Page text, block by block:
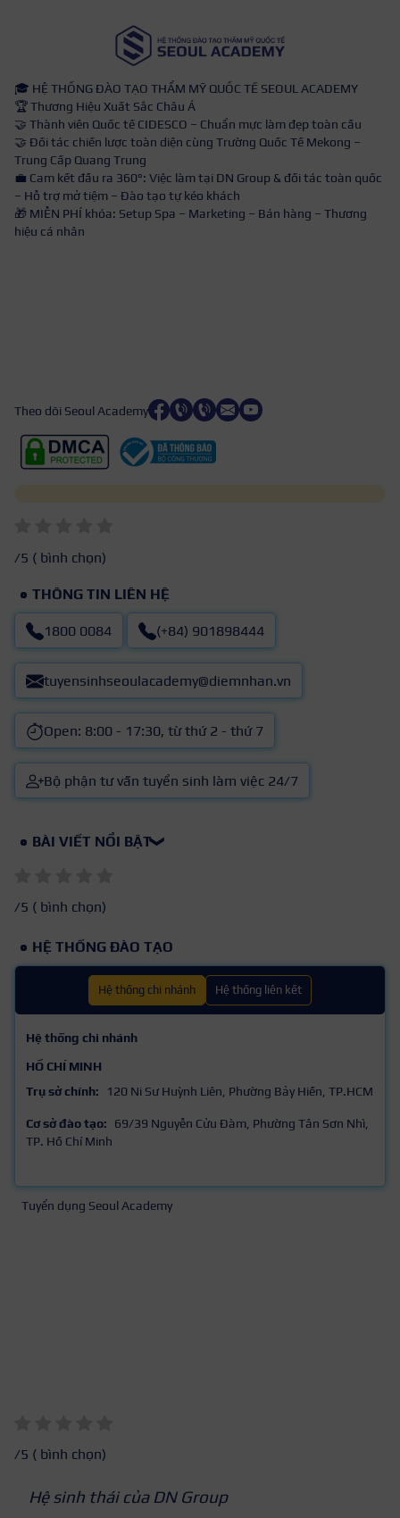
🎓 HỆ THỐNG ĐÀO TẠO THẨM MỸ QUỐC TẾ SEOUL ACADEMY
🏆 Thương Hiệu Xuất Sắc Châu Á
🤝 Thành viên Quốc tế CIDESCO – Chuẩn mực làm đẹp toàn cầu
🤝 Đối tác chiến lược toàn diện cùng Trường Quốc Tế Mekong –
Trung Cấp Quang Trung
💼 Cam kết đầu ra 360°: Việc làm tại DN Group & đối tác toàn quốc
– Hỗ trợ mở tiệm – Đào tạo tự kéo khách
🎁 MIỄN PHÍ khóa: Setup Spa – Marketing – Bán hàng – Thương
hiệu cá nhân
Theo dõi Seoul Academy
/5 ( bình chọn)
THÔNG TIN LIÊN HỆ
1800 0084 (+84) 901898444
tuyensinhseoulacademy@diemnhan.vn
Open: 8:00 - 17:30, từ thứ 2 - thứ 7
Bộ phận tư vấn tuyển sinh làm việc 24/7
BÀI VIẾT NỔI BẬT❯
/5 ( bình chọn)
HỆ THỐNG ĐÀO TẠO
Hệ thống chi nhánh Hệ thống liên kết
Hệ thống chi nhánh
HỒ CHÍ MINH
Trụ sở chính:
120 Ni Sư Huỳnh Liên, Phường Bảy Hiền, TP.HCM
Cơ sở đào tạo:
69/39 Nguyễn Cửu Đàm, Phường Tân Sơn Nhì,
TP. Hồ Chí Minh
Tuyển dụng Seoul Academy
/5 ( bình chọn)
Hệ sinh thái của DN Group